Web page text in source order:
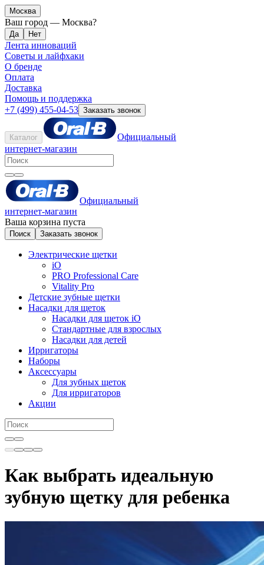
Москва
Ваш город — Москва?
Лента инноваций
Советы и лайфхаки
О бренде
Оплата
Доставка
Помощь и поддержка
+7 (499) 455-04-53 Заказать звонок
Каталог
Официальный
интернет-магазин
Официальный
интернет-магазин
Ваша корзина пуста
Поиск Заказать звонок
Электрические щетки
iO
PRO Professional Care
Vitality Pro
Детские зубные щетки
Насадки для щеток
Насадки для щеток iO
Стандартные для взрослых
Насадки для детей
Ирригаторы
Наборы
Аксессуары
Для зубных щеток
Для ирригаторов
Акции
Как выбрать идеальную
зубную щетку для ребенка